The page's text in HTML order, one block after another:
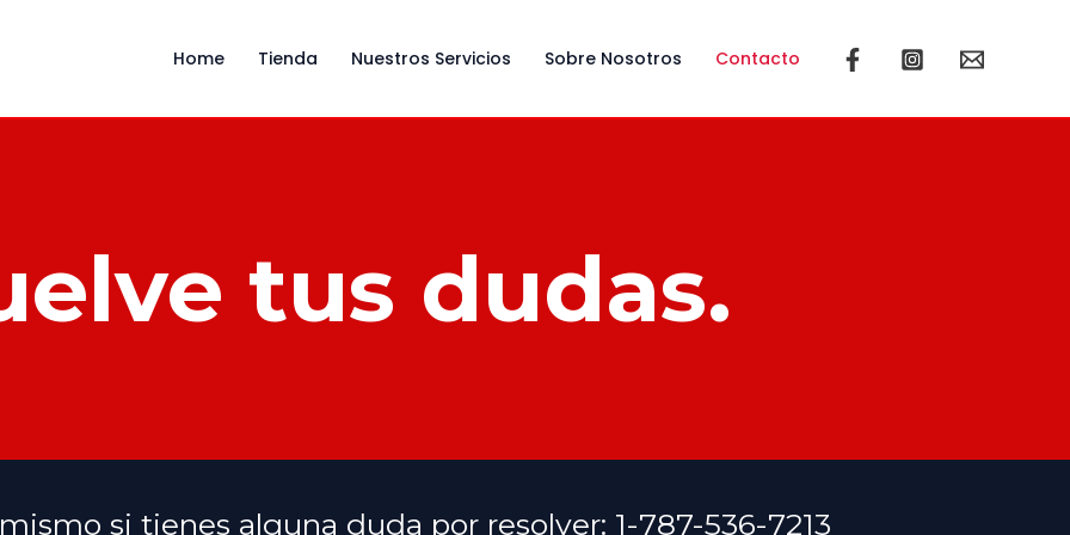
Home Tienda Nuestros Servicios Sobre Nosotros Contacto
tus dudas.
si tienes alguna duda por resolver: 1-787-536-7213